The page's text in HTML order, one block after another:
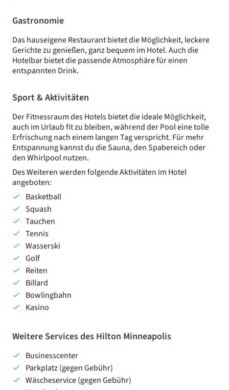
Gastronomie
Das hauseigene Restaurant bietet die Möglichkeit, leckere
Gerichte zu genießen, ganz bequem im Hotel. Auch die
Hotelbar bietet die passende Atmosphäre für einen
entspannten Drink.
Sport & Aktivitäten
Der Fitnessraum des Hotels bietet die ideale Möglichkeit,
auch im Urlaub fit zu bleiben, während der Pool eine tolle
Erfrischung nach einem langen Tag verspricht. Für mehr
Entspannung kannst du die Sauna, den Spabereich oder
den Whirlpool nutzen.
Des Weiteren werden folgende Aktivitäten im Hotel
angeboten:
Basketball
Squash
Tauchen
Tennis
Wasserski
Golf
Reiten
Billard
Bowlingbahn
Kasino
Weitere Services des Hilton Minneapolis
Businesscenter
Parkplatz (gegen Gebühr)
Wäscheservice (gegen Gebühr)